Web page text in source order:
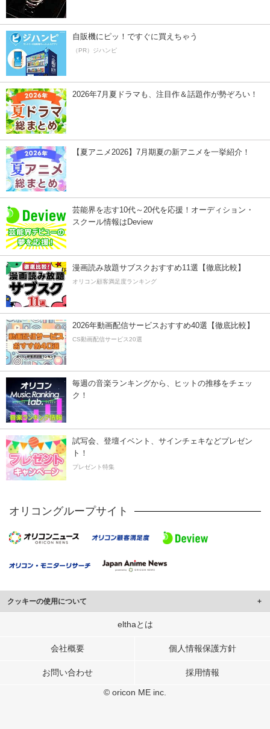
自販機にピッ！ですぐに買えちゃう
（PR）ジハンピ
2026年7月夏ドラマも、注目作＆話題作が勢ぞろい！
【夏アニメ2026】7月期夏の新アニメを一挙紹介！
芸能界を志す10代～20代を応援！オーディション・
スクール情報はDeview
漫画読み放題サブスクおすすめ11選【徹底比較】
オリコン顧客満足度ランキング
2026年動画配信サービスおすすめ40選【徹底比較】
CS動画配信サービス20選
毎週の音楽ランキングから、ヒットの推移をチェッ
ク！
試写会、登壇イベント、サインチェキなどプレゼン
ト！
プレゼント特集
オリコングループサイト
クッキーの使用について
このサイトでは Cookie を使用して、ユーザーに合わせたコンテンツや広告の
行っています。
メディアや広告配信、データ解析の各パートナーに提供しています。
elthaとは
会社概要 個人情報保護方針
お問い合わせ 採用情報
© oricon ME inc.